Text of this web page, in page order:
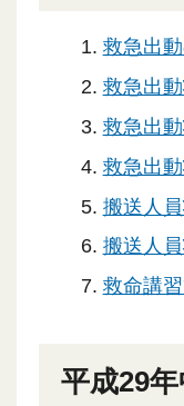
救急出
救急出
救急出
救急出
搬送人
搬送人
救命講
平成29